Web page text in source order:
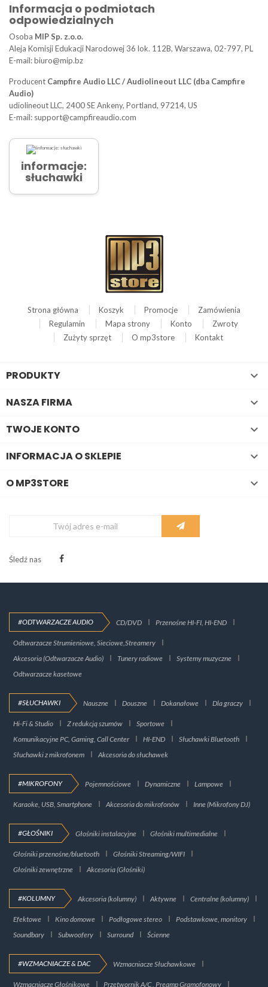
Informacja o podmiotach
odpowiedzialnych
Osoba MIP Sp. z.o.o.
Aleja Komisji Edukacji Narodowej 36 lok. 112B, Warszawa, 02-797, PL
E-mail: biuro@mip.bz
Producent Campfire Audio LLC / Audiolineout LLC (dba Campfire
Audio)
udiolineout LLC, 2400 SE Ankeny, Portland, 97214, US
E-mail: support@campfireaudio.com
informacje:
słuchawki
Strona główna Koszyk Promocje
Zamówienia
Regulamin
Mapa strony Konto
Zwroty
Zużyty sprzęt
O mp3store Kontakt
PRODUKTY 
NASZA FIRMA 
TWOJE KONTO 
INFORMACJA O SKLEPIE 
O MP3STORE 
Śledź nas
#ODTWARZACZE AUDIO CD/DVD Przenośne HI-FI, HI-END
Odtwarzacze Strumieniowe, Sieciowe,Streamery
Akcesoria (Odtwarzacze Audio)
Tunery radiowe
Systemy muzyczne
Odtwarzacze kasetowe
#SŁUCHAWKI Nauszne Douszne Dokanałowe Dla graczy
Hi-Fi & Studio Z redukcją szumów
Sportowe
Komunikacyjne PC, Gaming, Call Center
HI-END
Słuchawki Bluetooth
Słuchawki z mikrofonem
Akcesoria do słuchawek
#MIKROFONY Pojemnościowe Dynamiczne Lampowe
Karaoke, USB, Smartphone Akcesoria do mikrofonów Inne (Mikrofony DJ)
#GŁOŚNIKI Głośniki instalacyjne Głośniki multimedialne
Głośniki przenośne/bluetooth
Głośniki Streaming/WIFI
Głośniki zewnętrzne
Akcesoria (Głośniki)
#KOLUMNY Akcesoria (kolumny) Aktywne Centralne (kolumny)
Efektowe Kino domowe Podłogowe stereo
Podstawkowe, monitory
Soundbary
Subwoofery Surround Ścienne
#WZMACNIACZE & DAC Wzmacniacze Słuchawkowe
Wzmacniacze Głośnikowe Przetwornik A/C , Preamp Gramofonowy